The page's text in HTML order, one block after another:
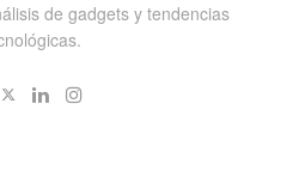
de gadgets y tendencias